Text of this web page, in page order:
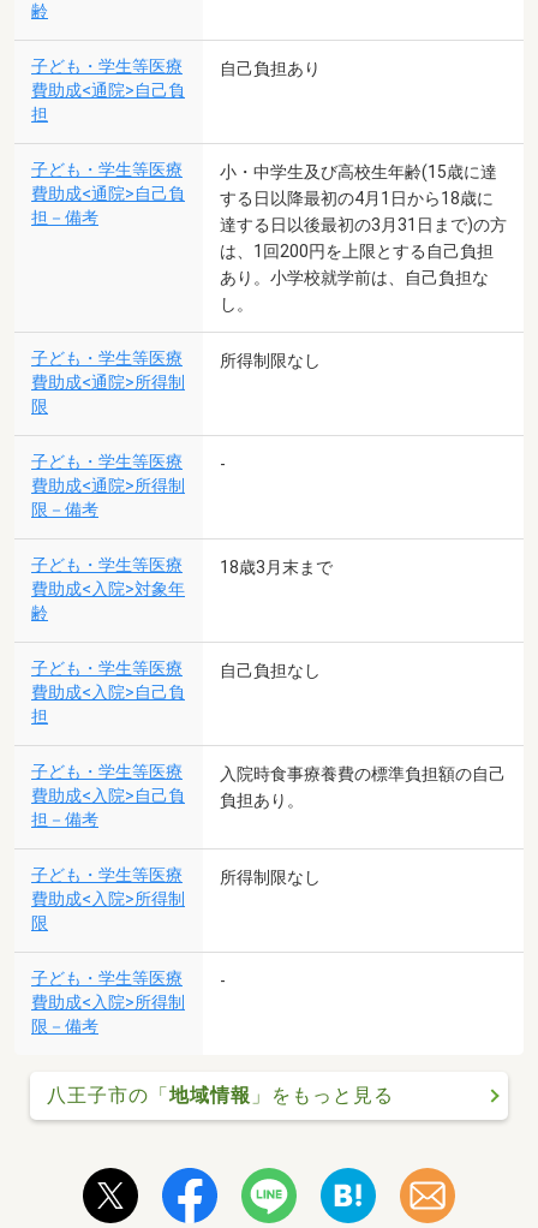
齢
子ども・学生等医療
費助成<通院>自己負
担
自己負担あり
子ども・学生等医療
費助成<通院>自己負
担－備考
小・中学生及び高校生年齢(15歳に達
する日以降最初の4月1日から18歳に
達する日以後最初の3月31日まで)の方
は、1回200円を上限とする自己負担
あり。小学校就学前は、自己負担な
し。
子ども・学生等医療
費助成<通院>所得制
限
所得制限なし
子ども・学生等医療
費助成<通院>所得制
限－備考
-
子ども・学生等医療
費助成<入院>対象年
齢
18歳3月末まで
子ども・学生等医療
費助成<入院>自己負
担
自己負担なし
子ども・学生等医療
費助成<入院>自己負
担－備考
入院時食事療養費の標準負担額の自己
負担あり。
子ども・学生等医療
費助成<入院>所得制
限
所得制限なし
子ども・学生等医療
費助成<入院>所得制
限－備考
-
八王子市の「地域情報 」をもっと見る